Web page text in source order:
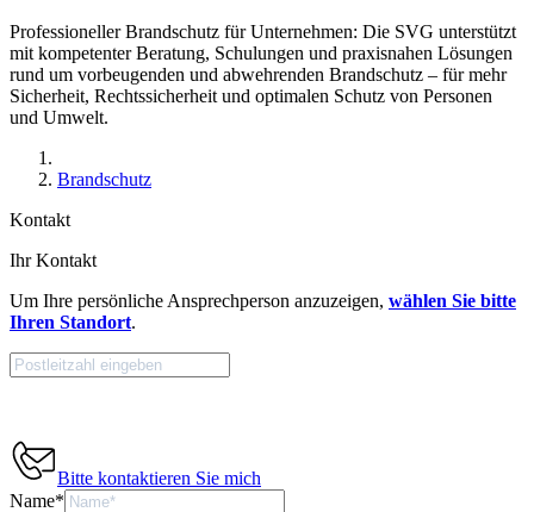
Professioneller Brandschutz für Unternehmen: Die SVG unterstützt
mit kompetenter Beratung, Schulungen und praxisnahen Lösungen
rund um vorbeugenden und abwehrenden Brandschutz – für mehr
Sicherheit, Rechtssicherheit und optimalen Schutz von Personen
und Umwelt.
Brandschutz
Kontakt
Ihr Kontakt
Um Ihre persönliche Ansprechperson anzuzeigen, wählen Sie bitte
Ihren Standort.
Bitte kontaktieren Sie mich
Name*